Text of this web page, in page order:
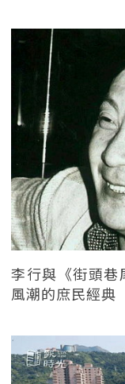
李行與《街頭巷
風潮的庶民經典